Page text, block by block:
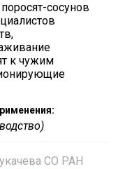
сосунов
к чужим
СО РАН